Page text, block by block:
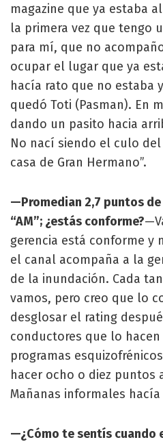
magazine que ya estaba
la primera vez que tengo
para mí, que no
ocupar el lugar que ya
hacía rato que no estaba
quedó Toti (Pasman). En
dando un pasito hacia
No nací siendo el culo
casa de Gran Hermano”.
—Promedian 2,7 puntos
“AM”; ¿estás conforme?
gerencia está conforme y
el canal acompaña a la
de la inundación. Cada
vamos, pero creo que lo
desglosar el rating
conductores que lo hacen
programas
hacer ocho o diez puntos
Mañanas informales
—¿Cómo te sentís cuando